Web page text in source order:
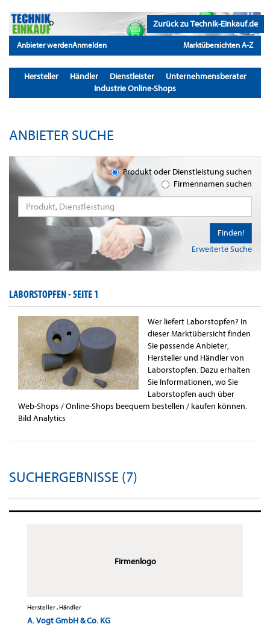
Zurück zu Technik-Einkauf.de
Anbieter werdenAnmelden Marktübersichten A-Z
Hersteller Händler Dienstleister
Unternehmensberater
Industrie Online-Shops
ANBIETER SUCHE
Produkt oder Dienstleistung suchen
Firmennamen suchen
Erweiterte Suche
Finden!
LABORSTOPFEN -SEITE 1
Wer liefert Laborstopfen? In
dieser Marktübersicht finden
Sie passende Anbieter,
Hersteller und Händler von
Laborstopfen. Dazu erhalten
Sie Informationen, wo Sie
Laborstopfen auch über
Web-Shops / Online-Shops beequem bestellen / kaufen können.
Bild Analytics
SUCHERGEBNISSE (7)
Firmenlogo
Hersteller , Händler
A. Vogt GmbH & Co. KG